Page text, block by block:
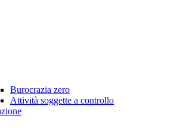
Burocrazia zero
Attività soggette a controllo